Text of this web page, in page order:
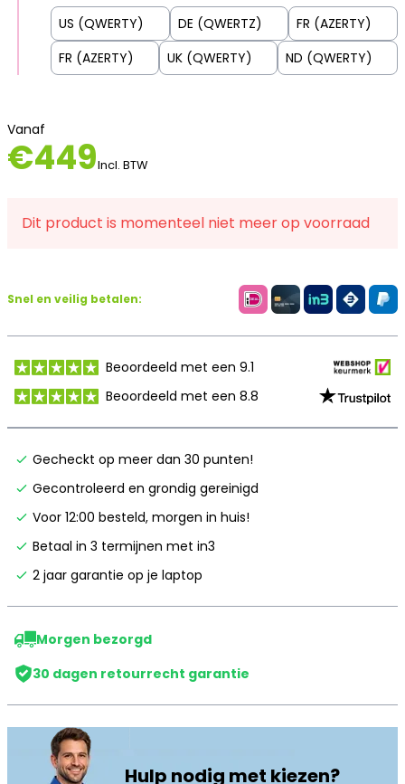
US (QWERTY) DE (QWERTZ)
FR (AZERTY)
FR (AZERTY)
UK (QWERTY) ND (QWERTY)
Vanaf
€449Incl. BTW
Dit product is momenteel niet meer op voorraad
Snel en veilig betalen:
Beoordeeld met een 9.1
Beoordeeld met een 8.8
Gecheckt op meer dan 30 punten!
Gecontroleerd en grondig gereinigd
Voor 12:00 besteld, morgen in huis!
Betaal in 3 termijnen met in3
2 jaar garantie op je laptop
Morgen bezorgd
30 dagen retourrecht garantie
Hulp nodig met kiezen?